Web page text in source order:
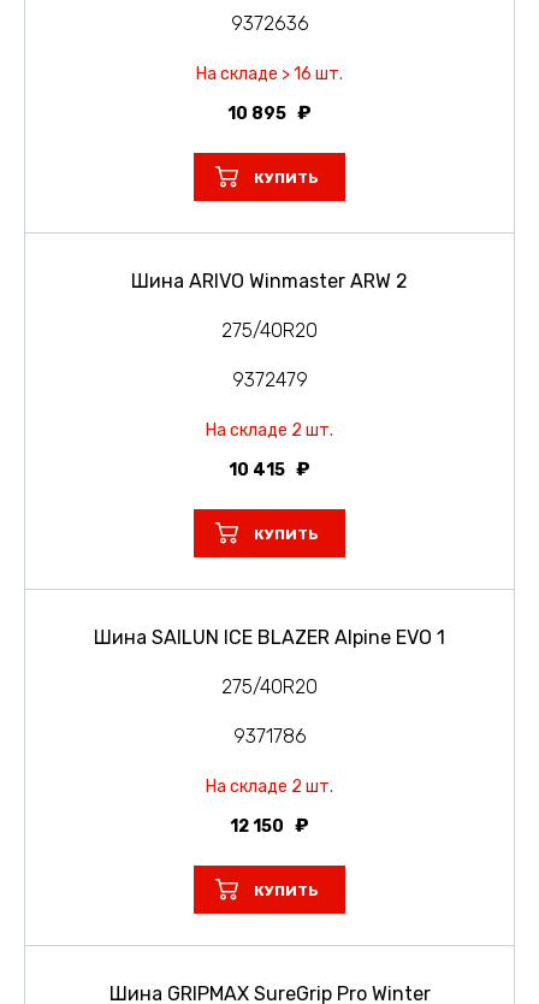
9372636
На складе > 16 шт.
10 895
КУПИТЬ
Шина ARIVO Winmaster ARW 2
275/40R20
9372479
На складе 2 шт.
10 415
КУПИТЬ
Шина SAILUN ICE BLAZER Alpine EVO 1
275/40R20
9371786
На складе 2 шт.
12 150
КУПИТЬ
Шина GRIPMAX SureGrip Pro Winter